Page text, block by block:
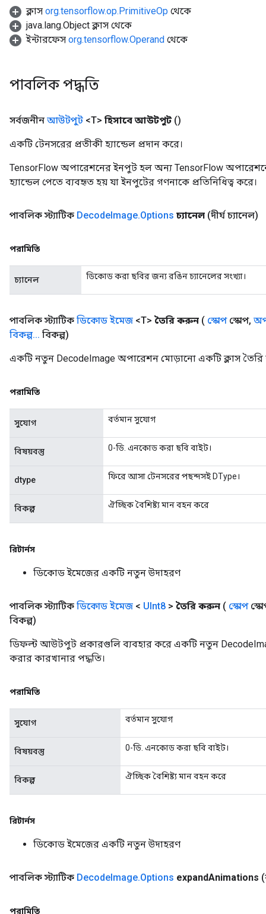
ক্লাস org.tensorflow.op.PrimitiveOp থেকে
java.lang.Object ক্লাস থেকে
ইন্টারফেস org.tensorflow.Operand থেকে
পাবলিক পদ্ধতি
সর্বজনীন আউটপুট <T> হিসাবে আউটপুট ()
একটি টেনসরের প্রতীকী হ্যান্ডেল প্রদান করে।
TensorFlow অপারেশনের ইনপুট হল অন্য TensorFlow
হ্যান্ডেল পেতে ব্যবহৃত হয় যা ইনপুটের গণনাকে প্রতিনিধিত্ব করে।
পাবলিক স্ট্যাটিক DecodeImage.Options চ্যানেল (দীর্ঘ চ্যানেল)
পরামিতি
চ্যানেল ডিকোড করা ছবির জন্য রঙিন চ্যানেলের সংখ্যা।
পাবলিক স্ট্যাটিক ডিকোড ইমেজ <T> তৈরি করুন ( স্কোপস্কোপ,
বিকল্প... বিকল্প)
একটি নতুন DecodeImage অপারেশন মোড়ানো একটি ক্লাস তৈরি
পরামিতি
সুযোগ বর্তমান সুযোগ
বিষয়বস্তু 0-ডি. এনকোড করা ছবি বাইট।
dtype ফিরে আসা টেনসরের পছন্দসই DType।
বিকল্প ঐচ্ছিক বৈশিষ্ট্য মান বহন করে
রিটার্নস
ডিকোড ইমেজের একটি নতুন উদাহরণ
পাবলিক স্ট্যাটিক ডিকোড ইমেজ < UInt8 > তৈরি করুন ( স্কোপ
বিকল্প)
ডিফল্ট আউটপুট প্রকারগুলি ব্যবহার করে একটি নতুন
করার কারখানার পদ্ধতি।
পরামিতি
সুযোগ বর্তমান সুযোগ
বিষয়বস্তু 0-ডি. এনকোড করা ছবি বাইট।
বিকল্প ঐচ্ছিক বৈশিষ্ট্য মান বহন করে
রিটার্নস
ডিকোড ইমেজের একটি নতুন উদাহরণ
পাবলিক স্ট্যাটিক DecodeImage.Options expandAnimations
পরামিতি